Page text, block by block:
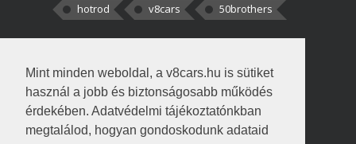
Mint minden weboldal, a v8cars.hu is sütiket
használ a jobb és biztonságosabb működés
érdekében. Adatvédelmi tájékoztatónkban
megtalálod, hogyan gondoskodunk adataid
hotrod
v8cars 50brothers
kortisz:Elszúrtam! Én csak két
darabbaal számoltam. Nem tudtam, hogy fél autót,